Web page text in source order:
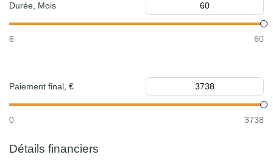
Durée, Mois
6 60
Paiement final, €
0 3738
Détails financiers